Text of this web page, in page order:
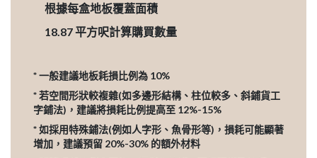
根據每盒地板覆蓋面積
18.87平方呎計算購買數量
* 一般建議地板耗損比例為 10%
* 若空間形狀較複雜(如多邊形結構、柱位較多、斜鋪貨工
字鋪法)，建議將損耗比例提高至 12%-15%
* 如採用特殊鋪法(例如人字形、魚骨形等)，損耗可能顯著
增加，建議預留 20%-30% 的額外材料